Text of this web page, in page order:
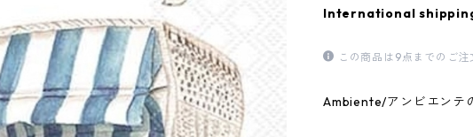
International
この商品は9点までのご注
Ambiente/アンビエンテ